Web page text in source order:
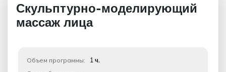
Скульптурно-моделирующий
массаж лица
Объем программы: 1 ч.